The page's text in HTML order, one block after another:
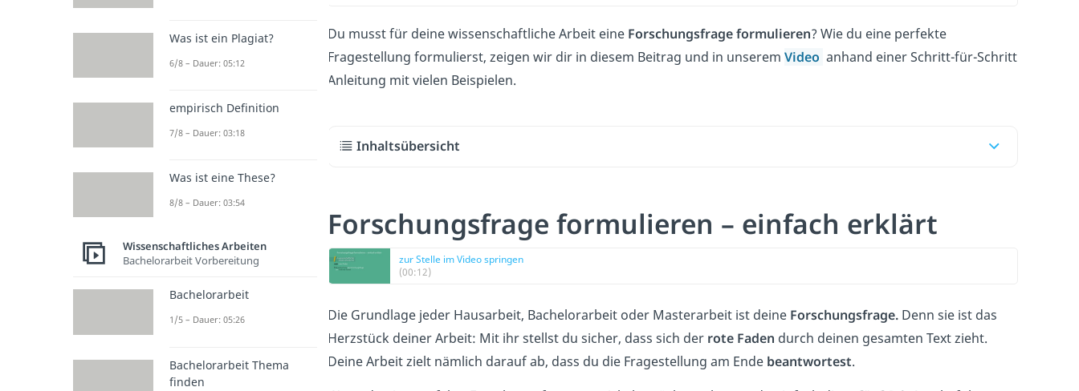
Du musst für deine wissenschaftliche Arbeit eine Forschungsfrage formulieren? Wie du eine perfekte
Fragestellung formulierst, zeigen wir dir in diesem Beitrag und in unserem Video anhand einer Schritt-für-Schritt
Anleitung mit vielen Beispielen.
Inhaltsübersicht
Forschungsfrage formulieren – einfach erklärt
zur Stelle im Video springen
(00:12)
Die Grundlage jeder Hausarbeit, Bachelorarbeit oder Masterarbeit ist deine Forschungsfrage. Denn sie ist das
Herzstück deiner Arbeit: Mit ihr stellst du sicher, dass sich der rote Faden durch deinen gesamten Text zieht.
Deine Arbeit zielt nämlich darauf ab, dass du die Fragestellung am Ende beantwortest.
Was ist ein Plagiat?
6/8 – Dauer: 05:12
empirisch Definition
7/8 – Dauer: 03:18
Was ist eine These?
8/8 – Dauer: 03:54
Wissenschaftliches Arbeiten
Bachelorarbeit Vorbereitung
Bachelorarbeit
1/5 – Dauer: 05:26
Bachelorarbeit Thema
finden